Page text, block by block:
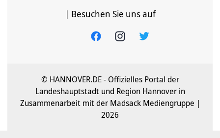
| Besuchen Sie uns auf
© HANNOVER.DE - Offizielles Portal der
Landeshauptstadt und Region Hannover in
Zusammenarbeit mit der Madsack Mediengruppe |
2026